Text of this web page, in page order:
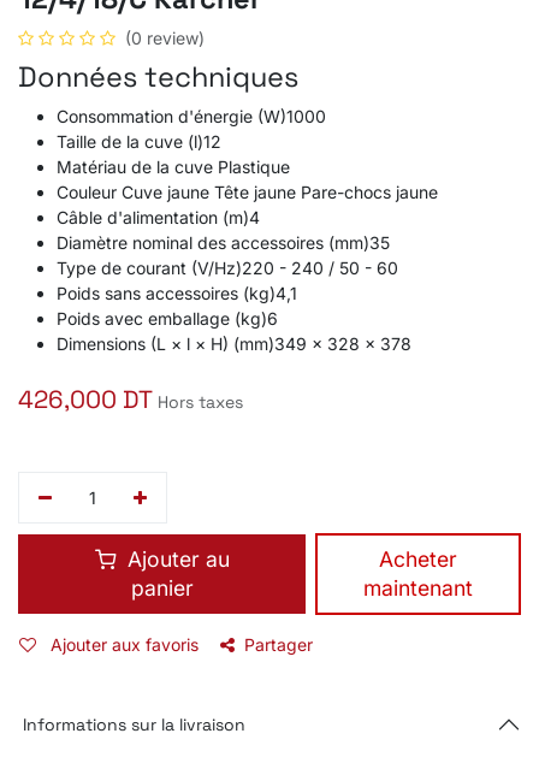
(0 review)
Données techniques
Consommation d'énergie (W)1000
Taille de la cuve (l)12
Matériau de la cuve Plastique
Couleur Cuve jaune Tête jaune Pare-chocs jaune
Câble d'alimentation (m)4
Diamètre nominal des accessoires (mm)35
Type de courant (V/Hz)220 - 240 / 50 - 60
Poids sans accessoires (kg)4,1
Poids avec emballage (kg)6
Dimensions (L × l × H) (mm)349 x 328 x 378
426,000 DT Hors taxes
Ajouter au
panier
​Acheter
maintenant
Ajouter aux favoris Partager
Informations sur la livraison